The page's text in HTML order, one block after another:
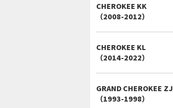
CHEROKEE KK
（2008-2012）
CHEROKEE KL
（2014-2022）
GRAND CHEROKEE ZJ
（1993-1998）